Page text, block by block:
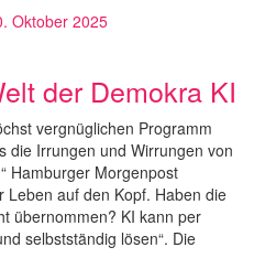
Oktober 2025
der Demokra KI
vergnüglichen Programm
die Irrungen und Wirrungen von
Hamburger Morgenpost
Leben auf den Kopf. Haben die
übernommen? KI kann per
selbstständig lösen“. Die